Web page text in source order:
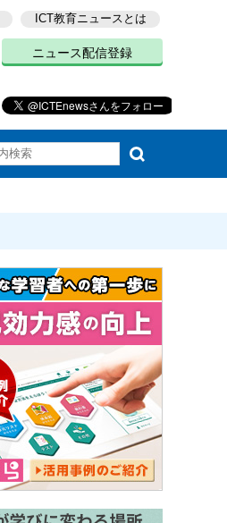
ICT教育ニュースとは
ニュース配信登録